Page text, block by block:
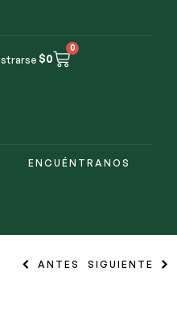
$0
0
ENCUÉNTRANOS
ANTES SIGUIENTE